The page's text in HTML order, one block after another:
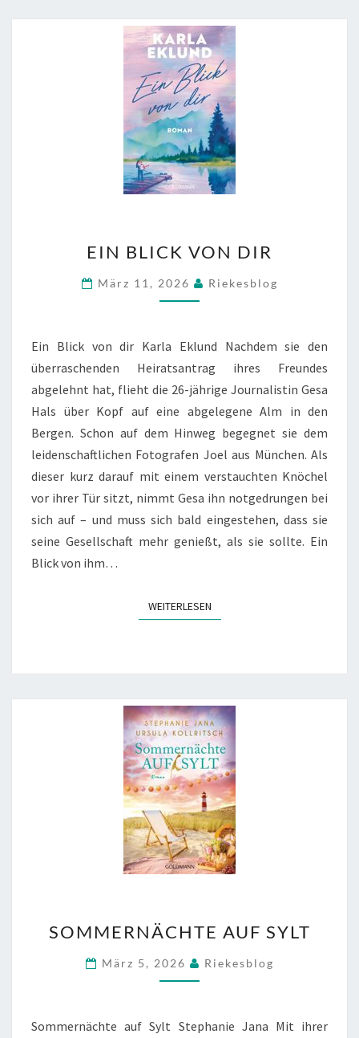
BLICK
VON
DIR
EIN BLICK VON DIR
März 11, 2026 Riekesblog
Ein Blick von dir Karla Eklund Nachdem sie den
überraschenden Heiratsantrag ihres Freundes
abgelehnt hat, flieht die 26-jährige Journalistin Gesa
Hals über Kopf auf eine abgelegene Alm in den
Bergen. Schon auf dem Hinweg begegnet sie dem
leidenschaftlichen Fotografen Joel aus München. Als
dieser kurz darauf mit einem verstauchten Knöchel
vor ihrer Tür sitzt, nimmt Gesa ihn notgedrungen bei
sich auf – und muss sich bald eingestehen, dass sie
seine Gesellschaft mehr genießt, als sie sollte. Ein
Blick von ihm…
WEITERLESENWEITERLESEN
AUF
SYLT
SOMMERNÄCHTE AUF SYLT
März 5, 2026 Riekesblog
Sommernächte auf Sylt Stephanie Jana Mit ihrer